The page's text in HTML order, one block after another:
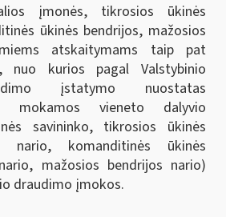
įmonės, tikrosios ūkinės
ūkinės bendrijos, mažosios
atskaitymams taip pat
nuo kurios pagal Valstybinio
įstatymo nuostatas
mokamos vieneto dalyvio
savininko, tikrosios ūkinės
nario, komanditinės ūkinės
mažosios bendrijos nario)
draudimo įmokos.